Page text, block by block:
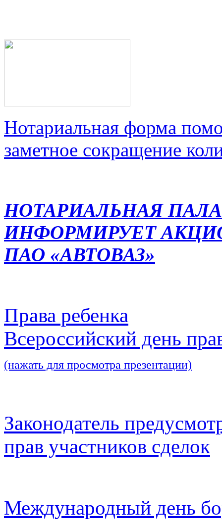
Нотариальная форма
заметное сокращение
НОТАРИАЛЬНАЯ
ИНФОРМИРУЕТ
ПАО «АВТОВАЗ»
Права ребенка
Всероссийский день
(нажать для просмотра презентации)
Законодатель
прав участников сделок
Международный день